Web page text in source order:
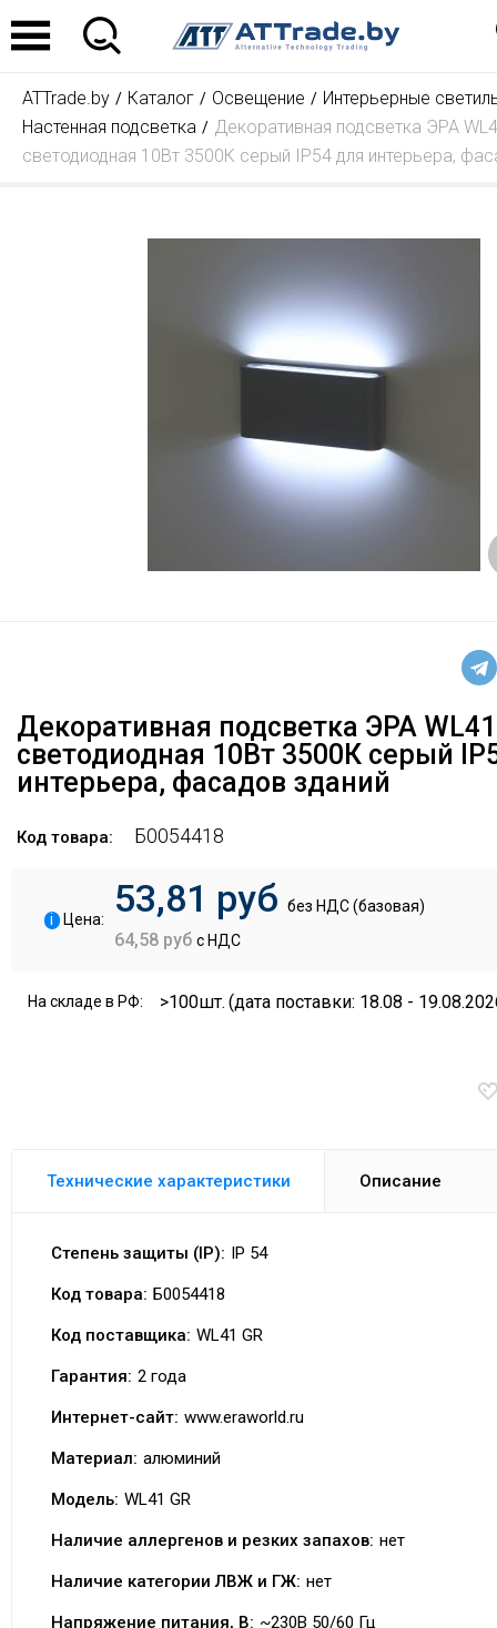
ATTrade.by Каталог Освещение
Интерьерные
Настенная подсветка
Декоративная подсветка ЭРА
светодиодная 10Вт 3500К серый IP54 для интерьера,
Декоративная подсветка ЭРА WL41
светодиодная 10Вт 3500К серый
интерьера, фасадов зданий
Код товара: Б0054418
i Цена: 53,81 руб без НДС (базовая)
64,58 руб с НДС
На складе в РФ: >100шт. (дата поставки: 18.08 -
Технические характеристики Описание
Степень защиты (IP): IP 54
Код товара: Б0054418
Код поставщика: WL41 GR
Гарантия: 2 года
Интернет-сайт: www.eraworld.ru
Материал: алюминий
Модель: WL41 GR
Наличие аллергенов и резких запахов: нет
Наличие категории ЛВЖ и ГЖ: нет
Напряжение питания, В: ~230В 50/60 Гц